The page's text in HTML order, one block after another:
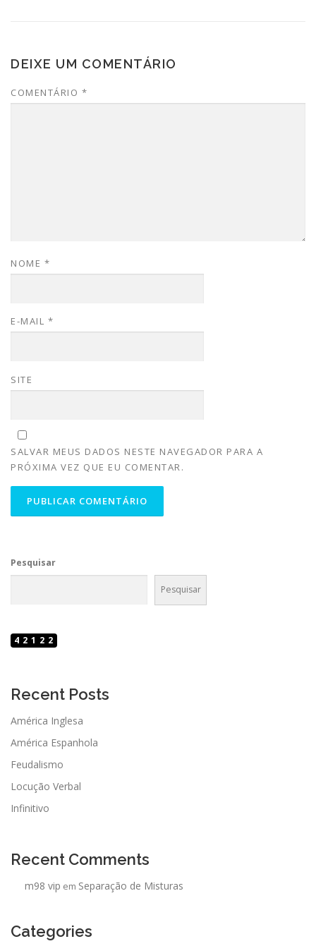
DEIXE UM COMENTÁRIO
COMENTÁRIO *
NOME *
E-MAIL *
SITE
SALVAR MEUS DADOS NESTE NAVEGADOR PARA A
PRÓXIMA VEZ QUE EU COMENTAR.
Pesquisar
Pesquisar
42122
Recent Posts
América Inglesa
América Espanhola
Feudalismo
Locução Verbal
Infinitivo
Recent Comments
m98 vip em Separação de Misturas
Categories